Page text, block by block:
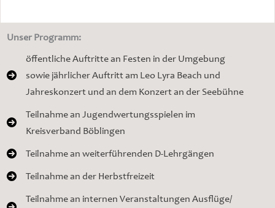
Unser Programm:
öffentliche Auftritte an Festen in der Umgebung
sowie jährlicher Auftritt am Leo Lyra Beach und
Jahreskonzert und an dem Konzert an der Seebühne
Teilnahme an Jugendwertungsspielen im
Kreisverband Böblingen
Teilnahme an weiterführenden D-Lehrgängen
Teilnahme an der Herbstfreizeit
Teilnahme an internen Veranstaltungen Ausflüge/